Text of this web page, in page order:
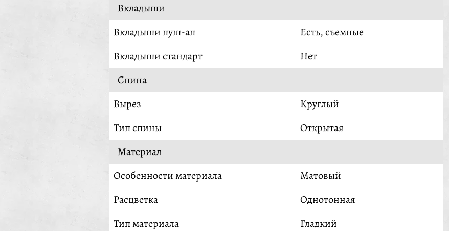
Вкладыши
Вкладыши пуш-ап
Есть, съемные
Вкладыши стандарт
Нет
Спина
Вырез
Круглый
Тип спины
Открытая
Материал
Особенности материала
Матовый
Расцветка
Однотонная
Тип материала
Гладкий